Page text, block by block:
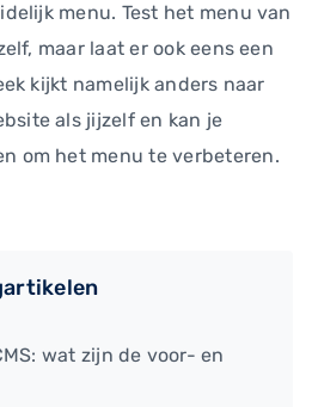
menu. Test het menu van
maar laat er ook eens een
kijkt namelijk anders naar
als jijzelf en kan je
om het menu te verbeteren.
wat zijn de voor- en